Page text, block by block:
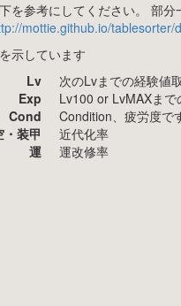
を参考にしてください。 部
mottie.github.io/
示しています
Lv
次のLvまでの経験値
Exp
Lv100 or LvMAXま
Cond
Condition、疲労度で
装甲
近代化率
運
運改修率